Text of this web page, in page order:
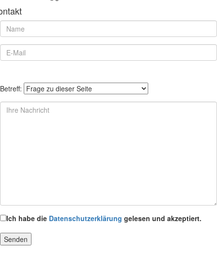
Betreff:
Ich habe die Datenschutzerklärung gelesen und akzeptiert.